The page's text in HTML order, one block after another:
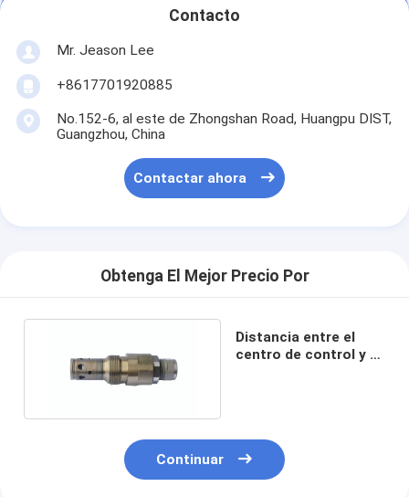
Contacto
Mr. Jeason Lee
+8617701920885
No.152-6, al este de Zhongshan Road, Huangpu DIST,
Guangzhou, China
Contactar ahora
Obtenga El Mejor Precio Por
Distancia entre el
centro de control y el
Continuar